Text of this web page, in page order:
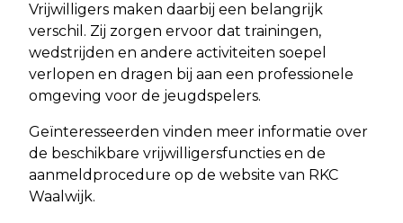
Vrijwilligers maken daarbij een belangrijk
verschil. Zij zorgen ervoor dat trainingen,
wedstrijden en andere activiteiten soepel
verlopen en dragen bij aan een professionele
omgeving voor de jeugdspelers.
Geïnteresseerden vinden meer informatie over
de beschikbare vrijwilligersfuncties en de
aanmeldprocedure op de website van RKC
Waalwijk.